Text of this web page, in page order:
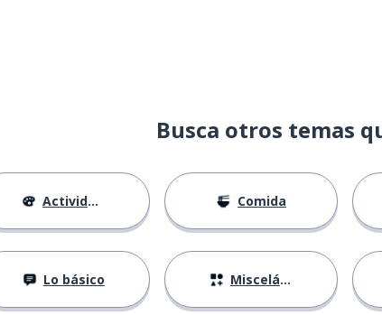
Busca otros temas
Actividades Comida
Lo básico Misceláneo